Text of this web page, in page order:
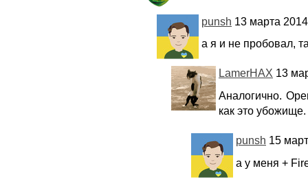
punsh 13 марта
а я и не пробовал,
LamerHAX 13
Аналогично.
как это убожище.
punsh 15
а у меня +